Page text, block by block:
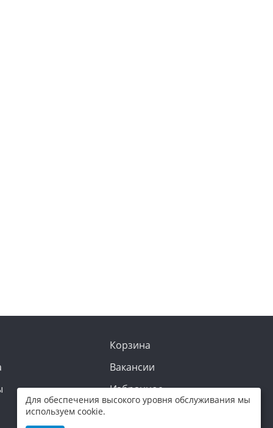
Корзина
Вакансии
Избранное
Для обеспечения высокого уровня обслуживания мы
используем cookie.